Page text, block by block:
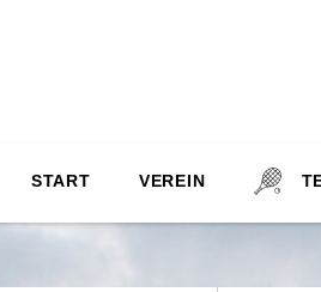
START VEREIN